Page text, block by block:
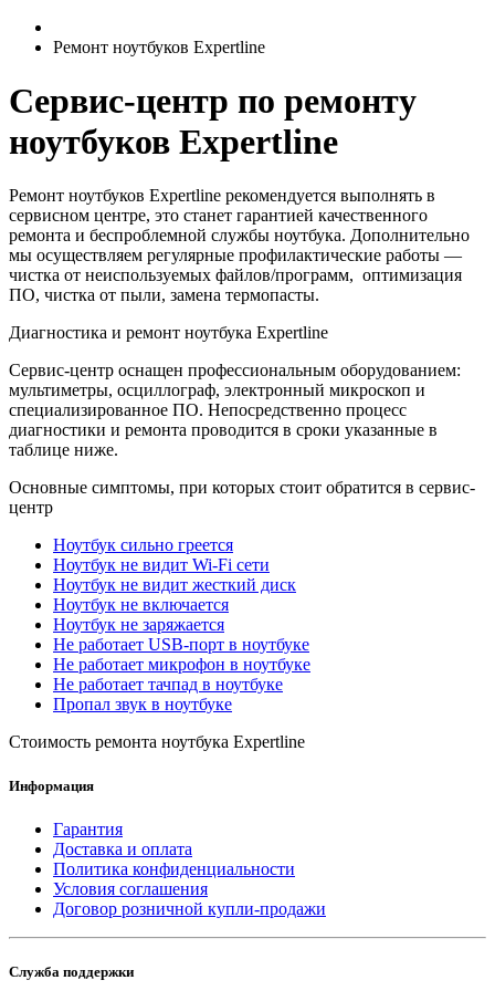
Ремонт ноутбуков Expertline
Сервис-центр по ремонту
ноутбуков Expertline
Ремонт ноутбуков Expertline рекомендуется выполнять в
сервисном центре, это станет гарантией качественного
ремонта и беспроблемной службы ноутбука. Дополнительно
мы осуществляем регулярные профилактические работы —
чистка от неиспользуемых файлов/программ, оптимизация
ПО, чистка от пыли, замена термопасты.
Диагностика и ремонт ноутбука Expertline
Сервис-центр оснащен профессиональным оборудованием:
мультиметры, осциллограф, электронный микроскоп и
специализированное ПО. Непосредственно процесс
диагностики и ремонта проводится в сроки указанные в
таблице ниже.
Основные симптомы, при которых стоит обратится в сервис-
центр
Ноутбук сильно греется
Ноутбук не видит Wi-Fi сети
Ноутбук не видит жесткий диск
Ноутбук не включается
Ноутбук не заряжается
Не работает USB-порт в ноутбуке
Не работает микрофон в ноутбуке
Не работает тачпад в ноутбуке
Пропал звук в ноутбуке
Стоимость ремонта ноутбука Expertline
Информация
Гарантия
Доставка и оплата
Политика конфиденциальности
Условия соглашения
Договор розничной купли-продажи
Служба поддержки